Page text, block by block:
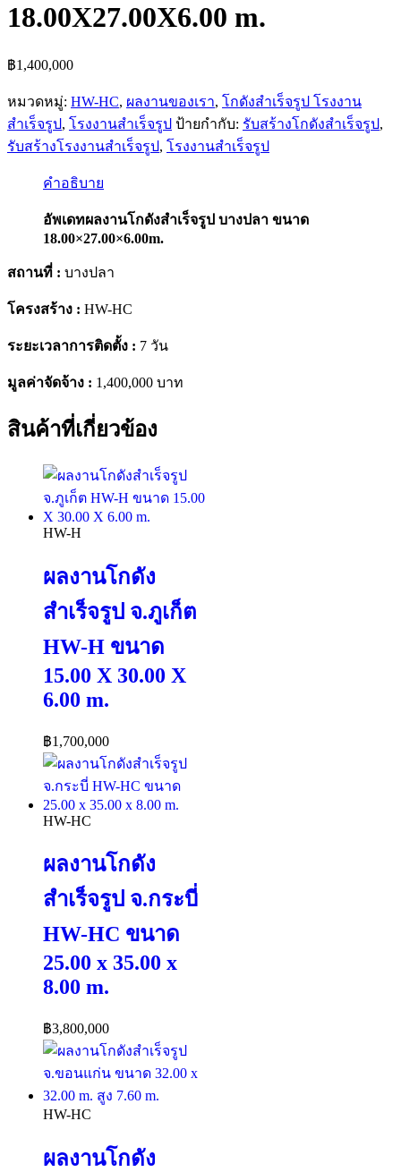
18.00X27.00X6.00 m.
฿1,400,000
หมวดหมู่: HW-HC, ผลงานของเรา, โกดังสำเร็จรูป โรงงาน
สำเร็จรูป, โรงงานสำเร็จรูป ป้ายกำกับ: รับสร้างโกดังสำเร็จรูป,
รับสร้างโรงงานสำเร็จรูป, โรงงานสำเร็จรูป
คำอธิบาย
อัพเดทผลงานโกดังสำเร็จรูป บางปลา ขนาด
18.00×27.00×6.00m.
สถานที่ : บางปลา
โครงสร้าง : HW-HC
ระยะเวลาการติดตั้ง : 7 วัน
มูลค่าจัดจ้าง : 1,400,000 บาท
สินค้าที่เกี่ยวข้อง
HW-H
ผลงานโกดัง
สำเร็จรูป จ.ภูเก็ต
HW-H ขนาด
15.00 X 30.00 X
6.00 m.
฿1,700,000
HW-HC
ผลงานโกดัง
สำเร็จรูป จ.กระบี่
HW-HC ขนาด
25.00 x 35.00 x
8.00 m.
฿3,800,000
HW-HC
ผลงานโกดัง